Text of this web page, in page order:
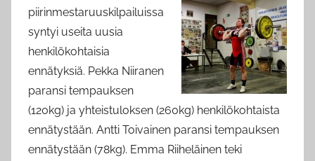
d
n
piirinmestaruuskilpailuissa
syntyi useita uusia
henkilökohtaisia
ennätyksiä. Pekka Niiranen
paransi tempauksen
(120kg) ja yhteistuloksen (260kg) henkilökohtaista
ennätystään. Antti Toivainen paransi tempauksen
ennätystään (78kg). Emma Riiheläinen teki